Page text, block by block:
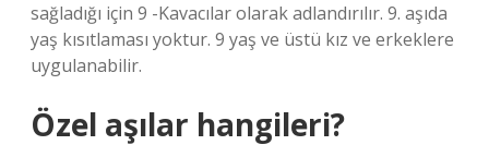
sağladığı için 9 -Kavacılar olarak adlandırılır. 9. aşıda
yaş kısıtlaması yoktur. 9 yaş ve üstü kız ve erkeklere
uygulanabilir.
Özel aşılar hangileri?